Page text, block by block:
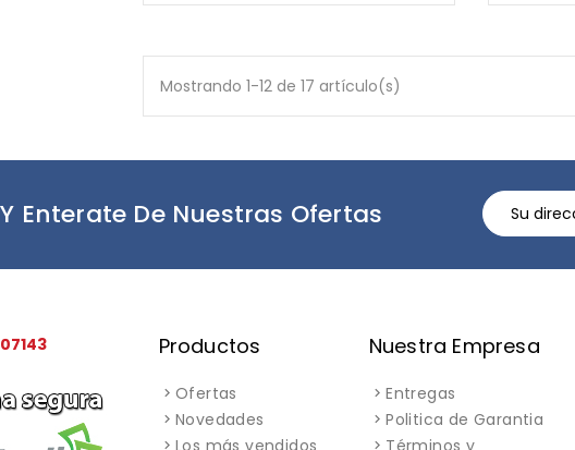
Mostrando 1-12 de 17 artículo(s)
Enterate De Nuestras Ofertas
Productos
Ofertas
Novedades
Los más vendidos
Nuestra Empresa
Entregas
Politica de Garantia
Términos y